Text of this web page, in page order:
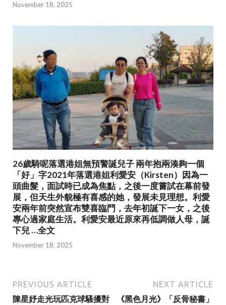
November 18, 2025
26歲騎呢落選港姐無預警誕兒子 兩年抱兩湊夠一個
「好」字2021年落選港姐利愛安（Kirsten）因為一
頭曲髮，面試時已成為焦點，之後一度嘗試在幕前發
展，但天生外貌極有喜感的她，發展未見理想。利愛
安兩年前突然宣布雙喜臨門，去年初誕下一女，之後
專心過家庭生活。利愛安最近原來再低調做人母，誕
下兒 …全文
November 18, 2025
PREVIOUS ARTICLE
陳星妤走光玩匹克球騷擾對
NEXT ARTICLE
《黑色月光》「反骨秘書」